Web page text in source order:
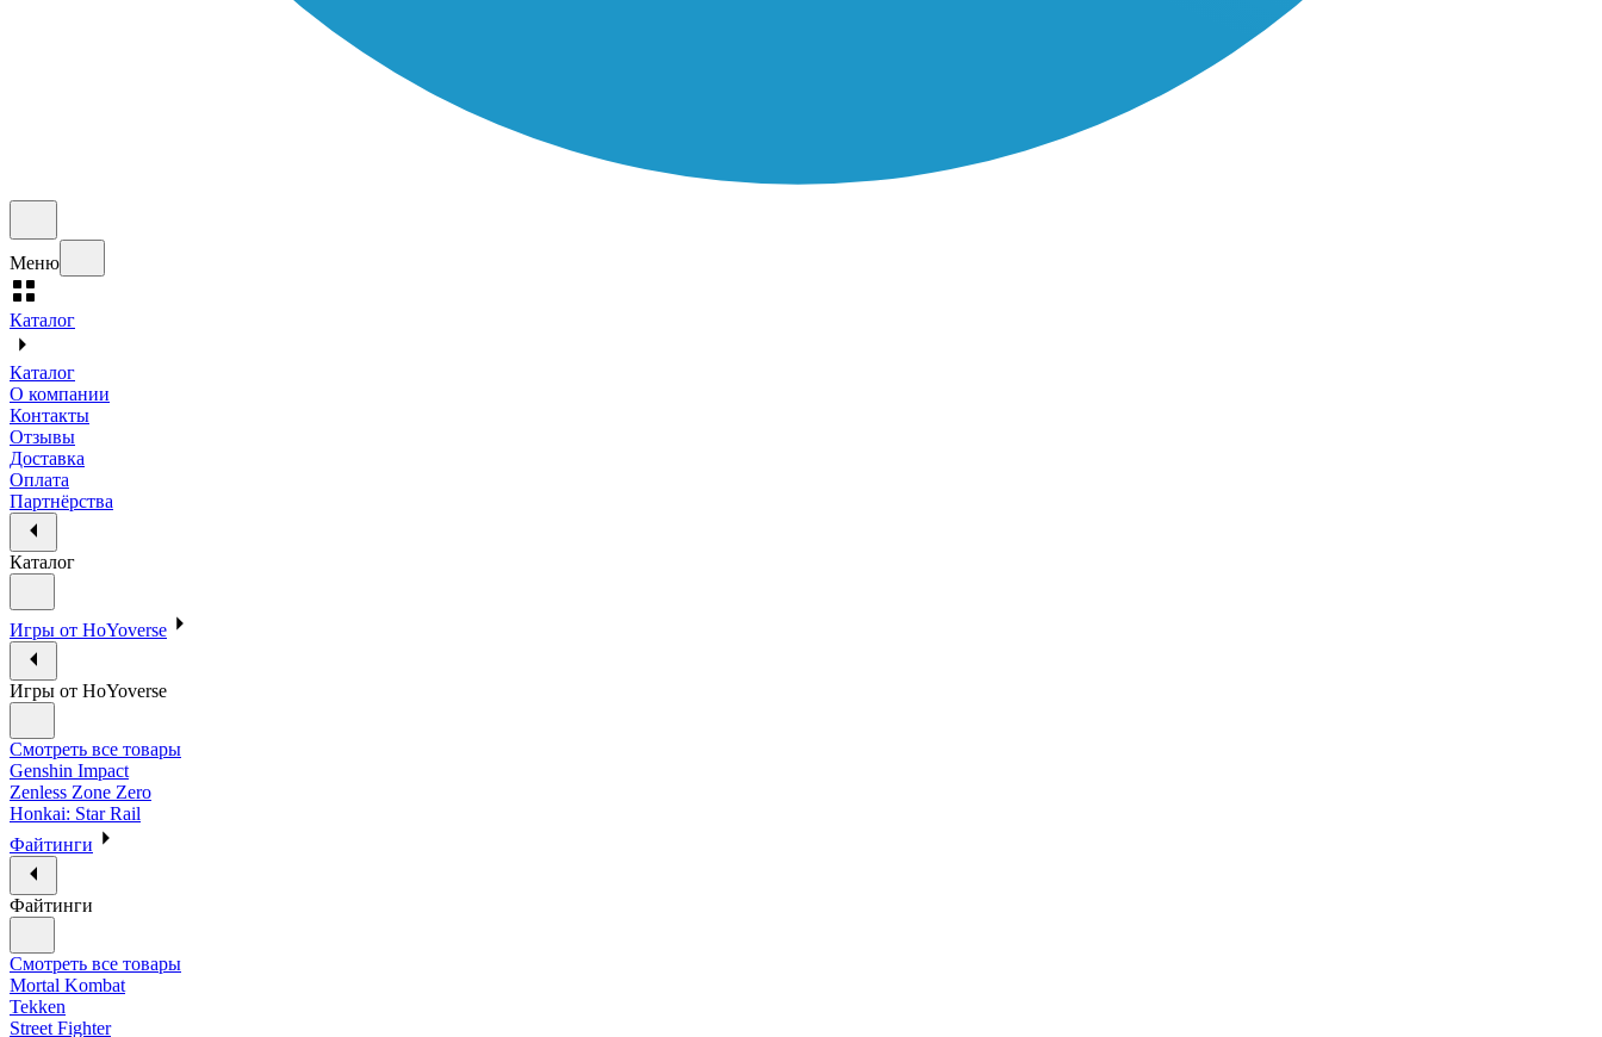
Меню
Каталог
Каталог
О компании
Контакты
Отзывы
Доставка
Оплата
Партнёрства
Каталог
Игры от HoYoverse
Игры от HoYoverse
Смотреть все товары
Genshin Impact
Zenless Zone Zero
Honkai: Star Rail
Файтинги
Файтинги
Смотреть все товары
Mortal Kombat
Tekken
Street Fighter